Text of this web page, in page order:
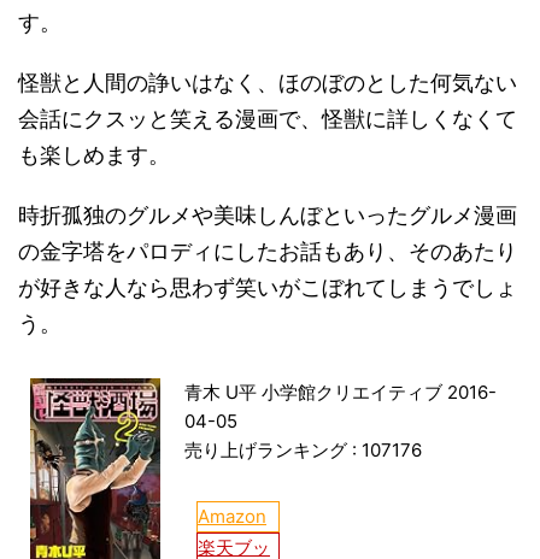
す。
怪獣と人間の諍いはなく、ほのぼのとした何気ない
会話にクスッと笑える漫画で、怪獣に詳しくなくて
も楽しめます。
時折孤独のグルメや美味しんぼといったグルメ漫画
の金字塔をパロディにしたお話もあり、そのあたり
が好きな人なら思わず笑いがこぼれてしまうでしょ
う。
青木 U平 小学館クリエイティブ 2016-
04-05
売り上げランキング : 107176
Amazon
楽天ブッ